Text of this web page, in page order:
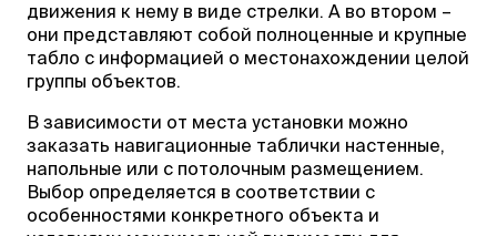
движения к нему в виде стрелки. А во втором –
они представляют собой полноценные и крупные
табло с информацией о местонахождении целой
группы объектов.
В зависимости от места установки можно
заказать навигационные таблички настенные,
напольные или с потолочным размещением.
Выбор определяется в соответствии с
особенностями конкретного объекта и